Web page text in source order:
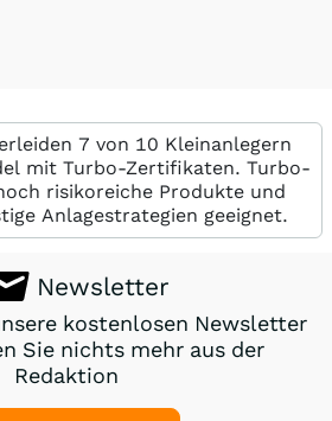
7 von 10 Kleinanlegern
mit Turbo-Zertifikaten. Turbo-
risikoreiche Produkte und
Anlagestrategien geeignet.
Newsletter
kostenlosen Newsletter
Sie nichts mehr aus der
Redaktion